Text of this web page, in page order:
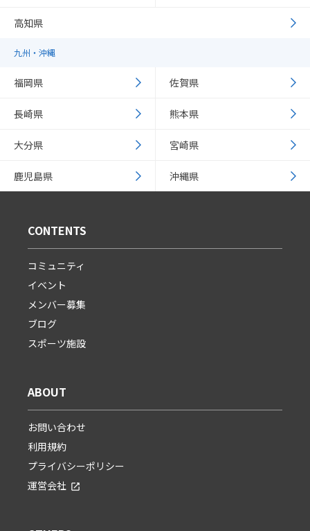
高知県
九州・沖縄
福岡県 佐賀県
長崎県 熊本県
大分県 宮崎県
鹿児島県 沖縄県
CONTENTS
コミュニティ
イベント
メンバー募集
ブログ
スポーツ施設
ABOUT
お問い合わせ
利用規約
プライバシーポリシー
運営会社